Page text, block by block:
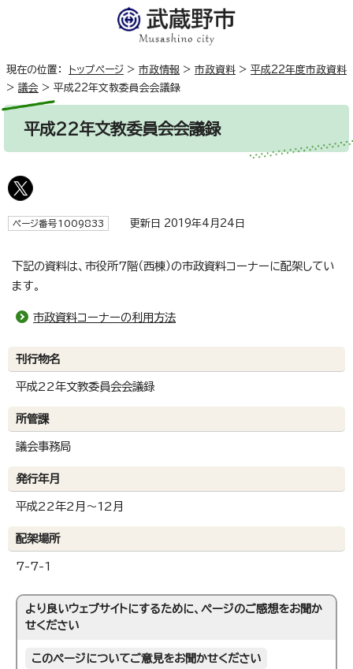
現在の位置： トップページ > 市政情報 > 市政資料 > 平成22年度市政資料
> 議会 > 平成22年文教委員会会議録
平成22年文教委員会会議録
ページ番号1009833 更新日 2019年4月24日
下記の資料は、市役所7階（西棟）の市政資料コーナーに配架してい
ます。
市政資料コーナーの利用方法
刊行物名
平成22年文教委員会会議録
所管課
議会事務局
発行年月
平成22年2月～12月
配架場所
7-7-1
より良いウェブサイトにするために、ページのご感想をお聞か
せください
このページについてご意見をお聞かせください